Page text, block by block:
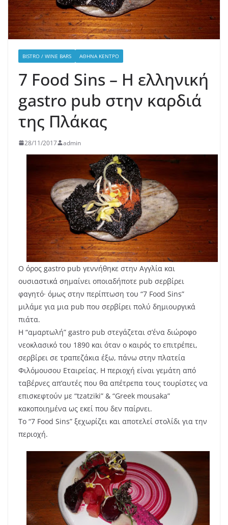
BISTRO / WINE BARS ΑΘΉΝΑ ΚΈΝΤΡΟ
7 Food Sins – Η ελληνική
gastro pub στην καρδιά
της Πλάκας
28/11/2017 admin
Ο όρος gastro pub γεννήθηκε στην Αγγλία και
ουσιαστικά σημαίνει οποιαδήποτε pub σερβίρει
φαγητό· όμως στην περίπτωση του “7 Food Sins”
μιλάμε για μια pub που σερβίρει πολύ δημιουργικά
πιάτα.
Η “αμαρτωλή” gastro pub στεγάζεται σ’ένα διώροφο
νεοκλασικό του 1890 και όταν ο καιρός το επιτρέπει,
σερβίρει σε τραπεζάκια έξω, πάνω στην πλατεία
Φιλόμουσου Εταιρείας. Η περιοχή είναι γεμάτη από
ταβέρνες απ’αυτές που θα απέτρεπα τους τουρίστες να
επισκεφτούν με “tzatziki” & “Greek mousaka”
κακοποιημένα ως εκεί που δεν παίρνει.
Το “7 Food Sins” ξεχωρίζει και αποτελεί στολίδι για την
περιοχή.